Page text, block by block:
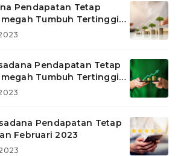
Pendapatan Tetap
Tumbuh Tertinggi
Pendapatan Tetap
Tumbuh Tertinggi
Pendapatan Tetap
Februari 2023